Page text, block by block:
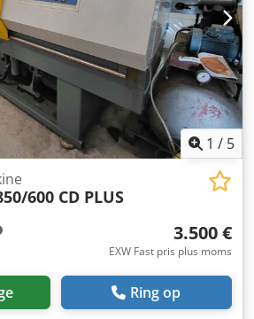
1 / 5
600 CD PLUS
3.500 €
EXW Fast pris plus moms
Ring op